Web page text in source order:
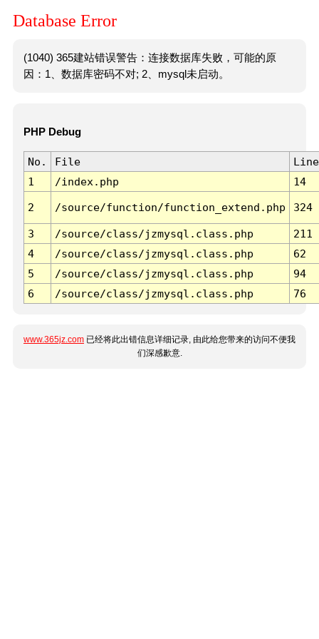
Database Error
(1040) 365建站错误警告：连接数据库失败，可能的原
因：1、数据库密码不对; 2、mysql未启动。
PHP Debug
No. File
Line
1
/index.php 14
2 /source/function/function_extend.php 324
3 /source/class/jzmysql.class.php
211
4
/source/class/jzmysql.class.php
62
5
/source/class/jzmysql.class.php
94
6
/source/class/jzmysql.class.php 76
www.365jz.com 已经将此出错信息详细记录, 由此给您带来的访问不便我
们深感歉意.